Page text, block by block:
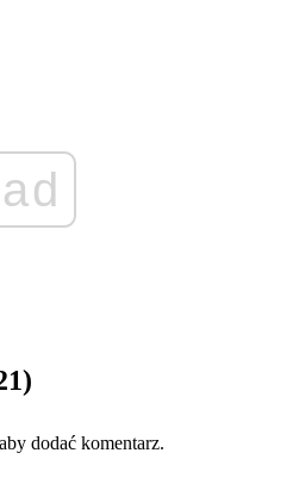
ad
dodać komentarz.